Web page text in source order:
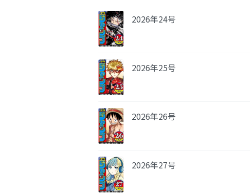
2026年24号
2026年25号
2026年26号
2026年27号